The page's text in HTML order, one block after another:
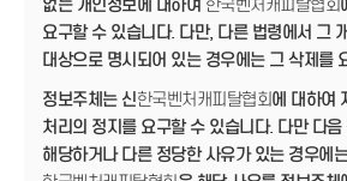
없는 개인정보에 대하여 한국벤처캐피탈협회
요구할 수 있습니다. 다만, 다른 법령에서 그
대상으로 명시되어 있는 경우에는 그 삭제를
정보주체는 신한국벤처캐피탈협회에 대하여
처리의 정지를 요구할 수 있습니다. 다만 다음
해당하거나 다른 정당한 사유가 있는 경우에는